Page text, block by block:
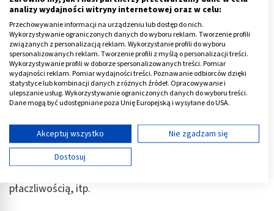
się śluzu z krwią nie jest typowe i zawsze wymaga
pilnej konsultacji z lekarzem.
Pogorszenie ogólnego samopoczucia - uczucie
zmęczenia, zaburzenia nastroju, a nawet stany
depresyjne.
Zespół jelita drażliwego daje podobne objawy u
szczególnie u niemowląt - rozpoznanie dolegliwości
jest najtrudniejsze, ponieważ maluchy nie potrafią
jeszcze sygnalizować dyskomfortu. U nich wszelkie
płaczliwością, itp.
analizy wydajności witryny internetowej oraz w celu:
Przechowywanie informacji na urządzeniu lub dostęp do nich.
Wykorzystywanie ograniczonych danych do wyboru reklam. Tworzenie profili
związanych z personalizacją reklam. Wykorzystanie profili do wyboru
spersonalizowanych reklam. Tworzenie profili z myślą o personalizacji treści.
Wykorzystywanie profili w doborze spersonalizowanych treści. Pomiar
wydajności reklam. Pomiar wydajności treści. Poznawanie odbiorców dzięki
statystyce lub kombinacji danych z różnych źródeł. Opracowywanie i
ulepszanie usług. Wykorzystywanie ograniczonych danych do wyboru treści.
Dane mogą być udostępniane poza Unię Europejską i wysyłane do USA.
Wyświetl listę partnerów (11 dostawców IAB)
Używamy Twoich danych w następujących celach:
Cele przetwarzania IAB:
Przechowywanie informacji na urządzeniu lub
dostęp do nich
Akceptuj wszystko
Nie zgadzam się
Dostosuj